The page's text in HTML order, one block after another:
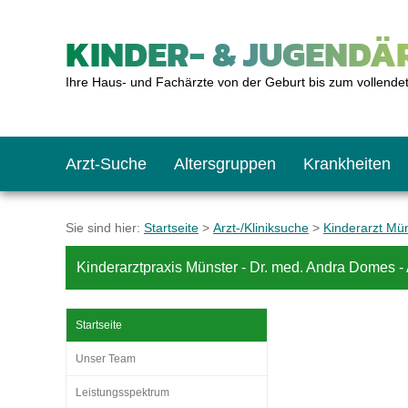
KINDER- &
Ihre Haus- und Fachärzte von der Geburt bis zum
Arzt-Suche Altersgruppen
Das erste Jahr
Krankheiten
Baby: U1 bis U6
Impfkalender
Notrufnummern
Notdienste
BMI-Rechner
Sie sind hier: Startseite > Arzt-/Kliniksuche > Kinderarzt
Kinderarztpraxis Münster - Dr. med. Andra Domes
Startseite
Unser Team
Leistungsspektrum